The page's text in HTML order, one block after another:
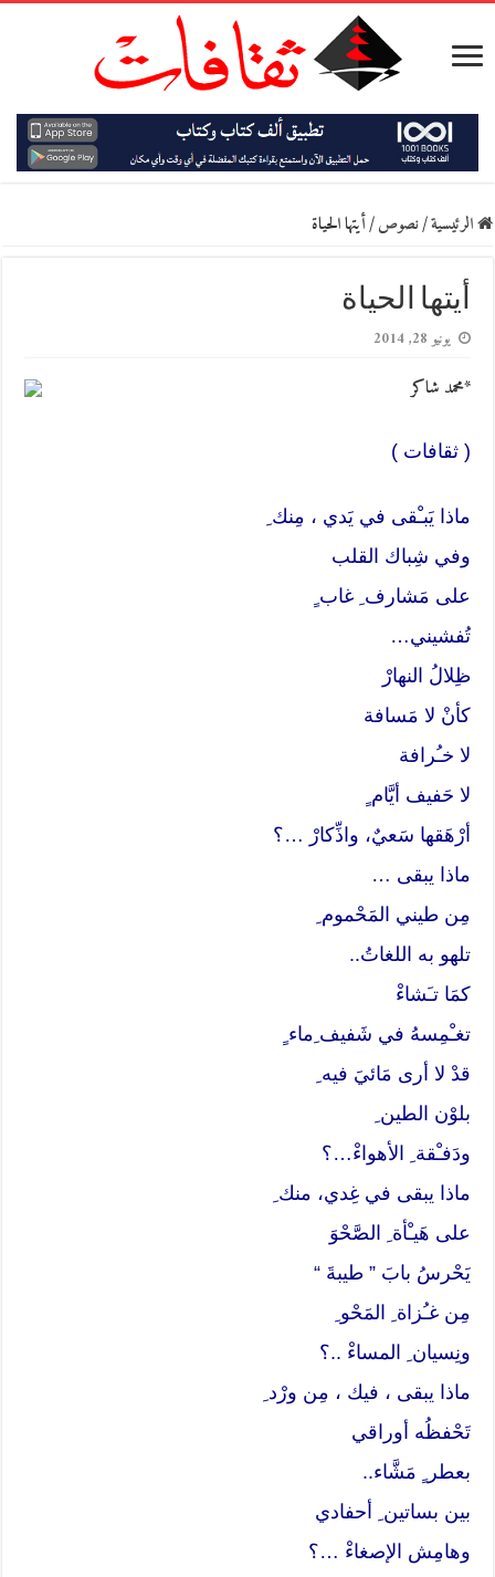
الرئيسية/نصوص/أيتها الحياة
أيتها الحياة
يونيو 28, 2014
*محمد شاكر
( ثقافات )
ماذا يَبـْقى في يَدي ، مِنك ِ
وفي شِباك القلب
على مَشارف ِ غاب ٍ
تُفشيني…
ظِلالُ النهارْ
كأنْ لا مَسافة
لا خـُرافة
لا حَفيف أيَّام ٍ
أرْهَقها سَعيٌ، واذِّكارْ …؟
ماذا يبقى …
مِن طيني المَحْموم ِ
تلهو به اللغاتُ..
كمَا تـَشاءْ
تغـْمِسهُ في شَفيف ِماء ٍ
قدْ لا أرى مَائيَ فيه ِ
بلوْن الطين ِ
ودَفـْقة ِ الأهواءْ…؟
ماذا يبقى في غِدي، منك ِ
على هَيـْأة ِ الصَّحْوَ
يَحْرسُ بابَ ” طيبةَ “
مِن غـُزاة ِ المَحْو ِ
ونِسيان ِ المساءْ ..؟
ماذا يبقى ، فيك ، مِن ورْد ِ
تَحْفظُه أوراقي
بعطر ٍ مَشَّاء..
بين بساتين ِ أحفادي
وهامِش الإصغاءْ …؟